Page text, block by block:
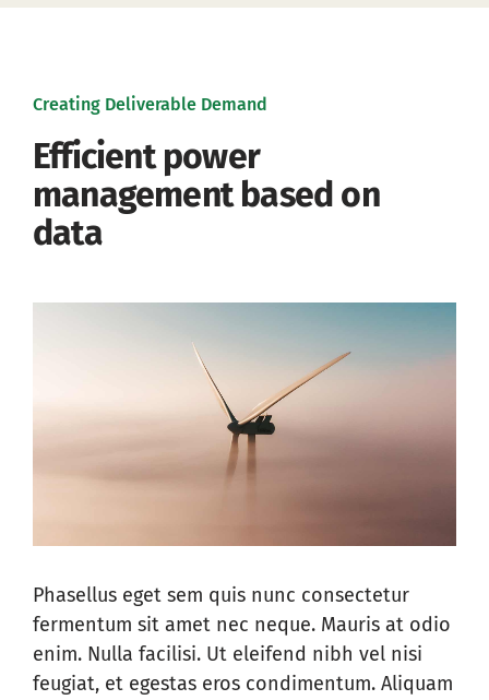
Creating Deliverable Demand
Efficient power
management based on
data
Phasellus eget sem quis nunc consectetur
fermentum sit amet nec neque. Mauris at odio
enim. Nulla facilisi. Ut eleifend nibh vel nisi
feugiat, et egestas eros condimentum. Aliquam